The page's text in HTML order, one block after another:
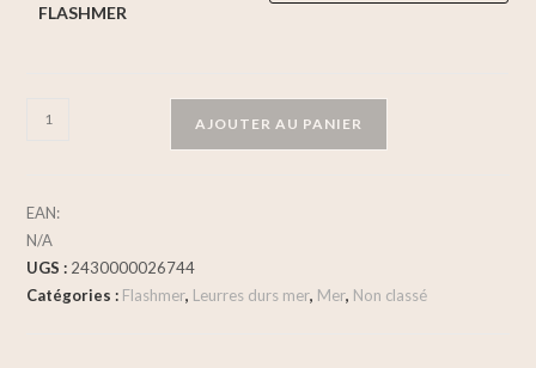
FLASHMER
AJOUTER AU PANIER
EAN:
N/A
UGS : 2430000026744
Catégories : Flashmer, Leurres durs mer, Mer, Non classé